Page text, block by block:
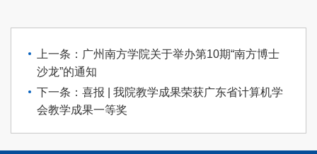
上一条：广州南方学院关于举办第10期“南方博士
沙龙”的通知
下一条：喜报 | 我院教学成果荣获广东省计算机学
会教学成果一等奖